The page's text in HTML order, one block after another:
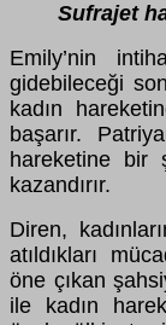
Sufrajet
Emily’nin
gidebileceği
kadın
başarır.
hareketine bir
kazandırır.
Diren,
atıldıkları
öne çıkan
ile kadın